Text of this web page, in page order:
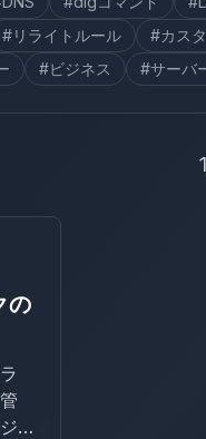
#リライトルール #カス
#ビジネス #サーバ
の